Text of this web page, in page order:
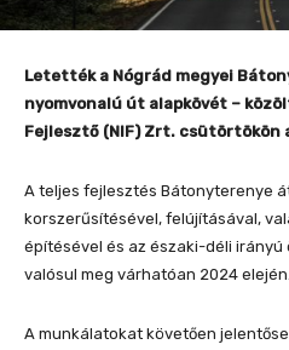
Letették a Nógrád megyei
nyomvonalú út alapkövét –
Fejlesztő (NIF) Zrt. csütörtökön
A teljes fejlesztés Bátonyterenye
korszerűsítésével, felújításával,
építésével és az északi-déli
valósul meg várhatóan 2024 elején.
A munkálatokat követően